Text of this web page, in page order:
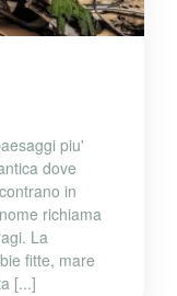
piu'
dove
in
richiama
La
fitte, mare
[...]